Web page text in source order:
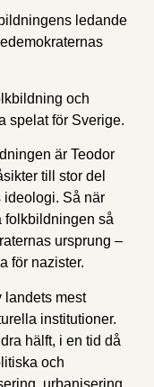
ledande
och
spelat för Sverige.
är Teodor
till stor del
ideologi. Så när
folkbildningen så
ursprung –
för nazister.
landets mest
institutioner.
hälft, i en tid då
och
urbanisering